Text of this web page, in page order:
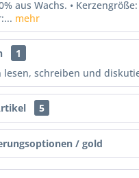
aus Wachs. •
mehr
1
lesen, schreiben und
5
/ gold